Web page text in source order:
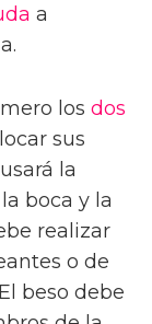
a
los dos
sus
la
boca y la
realizar
o de
beso debe